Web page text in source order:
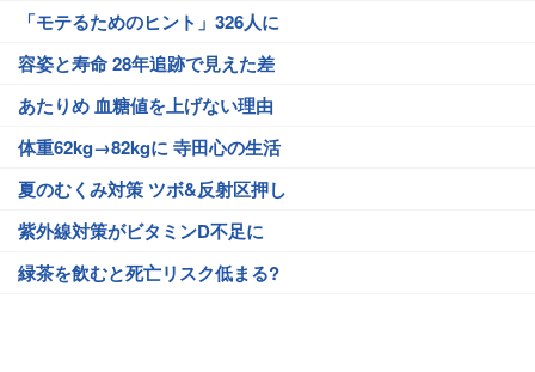
「モテるためのヒント」326人に
容姿と寿命 28年追跡で見えた差
あたりめ 血糖値を上げない理由
体重62kg→82kgに 寺田心の生活
夏のむくみ対策 ツボ&反射区押し
紫外線対策がビタミンD不足に
緑茶を飲むと死亡リスク低まる?